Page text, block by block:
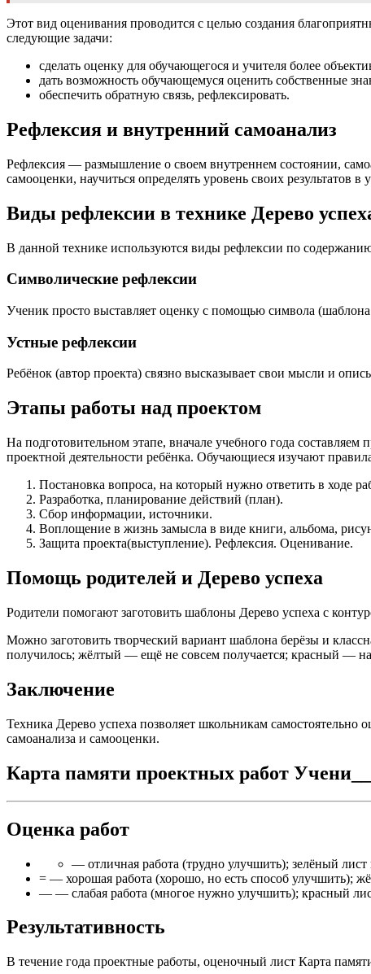
Этот вид оценивания проводится с целью создания
следующие задачи:
сделать оценку для обучающегося и учителя более
дать возможность обучающемуся оценить собственные
обеспечить обратную связь, рефлексировать.
Рефлексия и внутренний самоанализ
Рефлексия — размышление о своем внутреннем состоянии,
самооценки, научиться определять уровень своих результатов
Виды рефлексии в технике Дерево
В данной технике используются виды рефлексии по
Символические рефлексии
Ученик просто выставляет оценку с помощью символа (шаблона
Устные рефлексии
Ребёнок (автор проекта) связно высказывает свои мысли и
Этапы работы над проектом
На подготовительном этапе, вначале учебного года
проектной деятельности ребёнка. Обучающиеся изучают
Постановка вопроса, на который нужно ответить в ходе
Разработка, планирование действий (план).
Сбор информации, источники.
Воплощение в жизнь замысла в виде книги, альбома,
Защита проекта(выступление). Рефлексия. Оценивание.
Помощь родителей и Дерево успеха
Родители помогают заготовить шаблоны Дерево успеха с
Можно заготовить творческий вариант шаблона берёзы и
получилось; жёлтый — ещё не совсем получается; красный —
Заключение
Техника Дерево успеха позволяет школьникам
самоанализа и самооценки.
Карта памяти проектных работ Учени__
Оценка работ
— отличная работа (трудно улучшить); зелёный лист
= — хорошая работа (хорошо, но есть способ улучшить);
— — слабая работа (многое нужно улучшить); красный
Результативность
В течение года проектные работы, оценочный лист Карта